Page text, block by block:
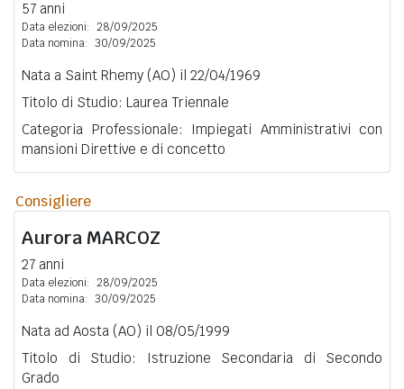
57 anni
Data elezioni: 28/09/2025
Data nomina: 30/09/2025
Nata a Saint Rhemy (AO) il 22/04/1969
Titolo di Studio: Laurea Triennale
Categoria Professionale: Impiegati Amministrativi con
mansioni Direttive e di concetto
Consigliere
Aurora MARCOZ
27 anni
Data elezioni: 28/09/2025
Data nomina: 30/09/2025
Nata ad Aosta (AO) il 08/05/1999
Titolo di Studio: Istruzione Secondaria di Secondo
Grado